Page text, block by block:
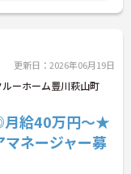
をお
♪
更新日：2026年06月19日
ーホーム豊川萩山町
月給40万円～★
ネージャー募